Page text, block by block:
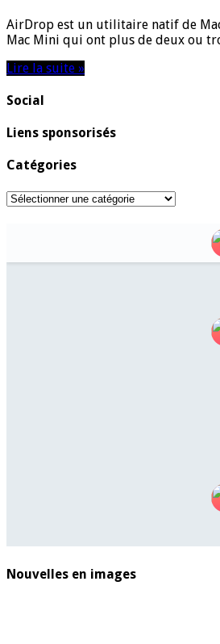
AirDrop est un utilitaire natif de
Mac Mini qui ont plus de deux ou
Lire la suite »
Social
Liens sponsorisés
Catégories
Catégories
Nouvelles en images